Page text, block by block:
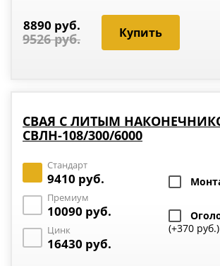
8890 руб.
9526 руб.
СВАЯ С ЛИТЫМ
СВЛН-108/300/6000
Стандарт
9410 руб.
Премиум
10090 руб.
Цинк
16430 руб.
(+370 руб.)